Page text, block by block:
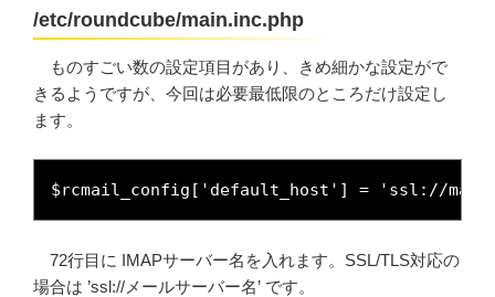
/etc/roundcube/main.inc.php
ものすごい数の設定項目があり、きめ細かな設定がで
きるようですが、今回は必要最低限のところだけ設定し
ます。
$rcmail_config['default_host'] = 'ssl://
72行目に IMAPサーバー名を入れます。SSL/TLS対応の
場合は ’ssl://メールサーバー名’ です。